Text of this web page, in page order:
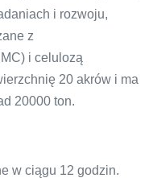
i rozwoju,
z
i celulozą
20 akrów i ma
20000 ton.
w ciągu 12 godzin.